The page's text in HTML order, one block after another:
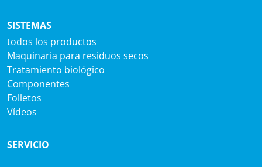
SISTEMAS
todos los productos
Maquinaria para residuos secos
Tratamiento biológico
Componentes
Folletos
Vídeos
SERVICIO